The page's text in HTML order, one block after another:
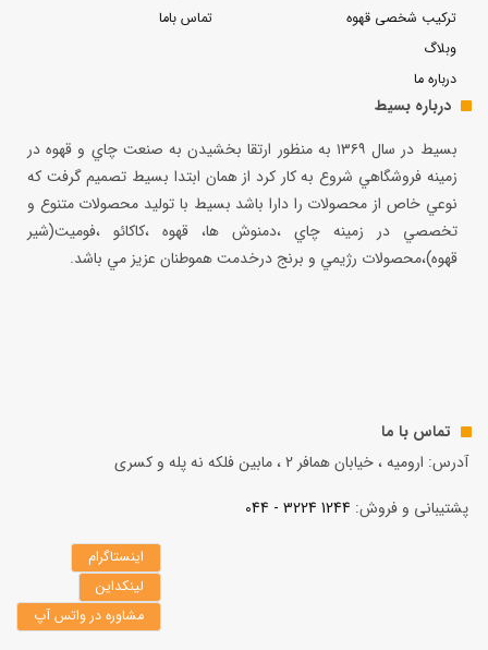
ترکیب شخصی قهوه
وبلاگ
درباره ما
تماس باما
درباره بسیط
بسيط در سال ۱۳۶۹ به منظور ارتقا بخشيدن به صنعت چاي و قهوه در
زمينه فروشگاهي شروع به كار كرد از همان ابتدا بسيط تصميم گرفت كه
نوعي خاص از محصولات را دارا باشد بسيط با توليد محصولات متنوع و
تخصصي در زمينه چاي ،دمنوش ها، قهوه ،كاكائو ،فوميت(شير
قهوه)،محصولات رژيمي و برنج درخدمت هموطنان عزيز مي باشد.
تماس با ما
آدرس: ارومیه ، خیابان همافر 2 ، مابين فلكه نه پله و کسری
پشتیبانی و فروش: 1244 3224 - 044
اینستاگرام
لینکداین
مشاوره در واتس آپ